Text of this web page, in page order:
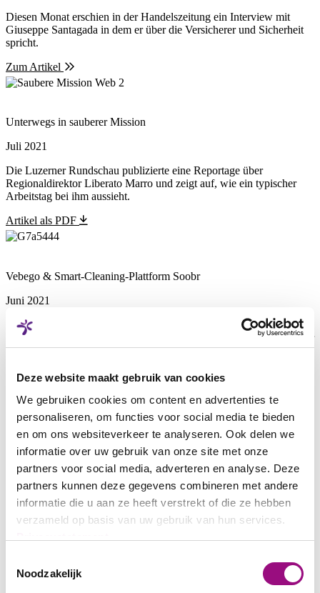
Deze website maakt gebruik van cookies
We gebruiken cookies om content en advertenties te
personaliseren, om functies voor social media te bieden
en om ons websiteverkeer te analyseren. Ook delen we
informatie over uw gebruik van onze site met onze
partners voor social media, adverteren en analyse. Deze
partners kunnen deze gegevens combineren met andere
informatie die u aan ze heeft verstrekt of die ze hebben
verzameld op basis van uw gebruik van hun services.
Noodzakelijk
Diesen Monat erschien in der Handelszeitung ein Interview mit
Giuseppe Santagada in dem er über die Versicherer und Sicherheit
spricht.
Zum Artikel
Unterwegs in sauberer Mission
Juli 2021
Die Luzerner Rundschau publizierte eine Reportage über
Regionaldirektor Liberato Marro und zeigt auf, wie ein typischer
Arbeitstag bei ihm aussieht.
Artikel als PDF
Vebego & Smart-Cleaning-Plattform Soobr
Juni 2021
Im SwissPropTech Magazin erschien diesen Monat ein Artikel über
Startup Stories, bei welcher auch Vebego im Zusammenhang mit der
Smart-Cleaning-Ptattform Soobr erwähnt wird.
Artikel als PDF
Wie die Wiedereingliederung von Verunfallten klappt
26. April 2021
Diese Woche wurde ein Interview mit Patrizia Gargiulo, Leiterin
Lohnbuchhaltung der Vebego AG, publiziert, in welchem sie über
ihre Erfahrungen mit dem Reintegrationsprogramm der Suva spricht.
Immobilien Business Interview